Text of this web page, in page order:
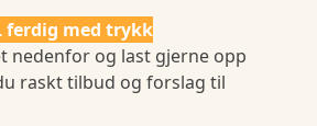
ferdig med trykk
nedenfor og last gjerne opp
raskt tilbud og forslag til